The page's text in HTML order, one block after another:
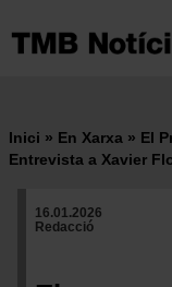
contingut
Fil
d'ariadna
Inici En Xarxa
El
Entrevista a Xavier
16.01.2026
Redacció